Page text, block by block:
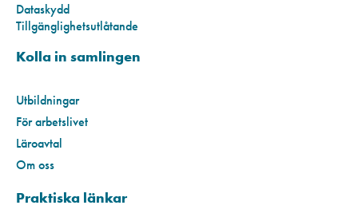
Dataskydd
Tillgänglighetsutlåtande
Kolla in samlingen
Utbildningar
För arbetslivet
Läroavtal
Om oss
Praktiska länkar